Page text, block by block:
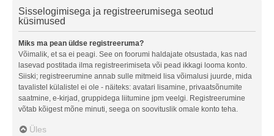
Sisselogimisega ja registreerumisega seotud
küsimused
Miks ma pean üldse registreeruma?
Võimalik, et sa ei peagi. See on foorumi haldajate otsustada, kas nad
lasevad postitada ilma registreerimiseta või pead ikkagi looma konto.
Siiski; registreerumine annab sulle mitmeid lisa võimalusi juurde, mida
tavalistel külalistel ei ole - näiteks: avatari lisamine, privaatsõnumite
saatmine, e-kirjad, gruppidega liitumine jpm veelgi. Registreerumine
võtab kõigest mõne minuti, seega on soovituslik omale konto teha.
Üles